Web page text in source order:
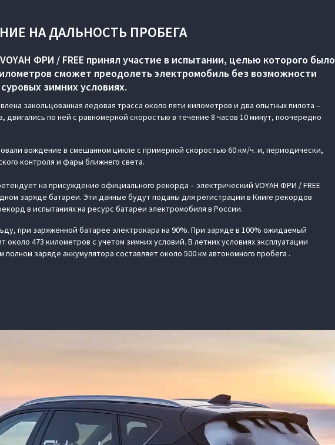
НА ДАЛЬНОСТЬ ПРОБЕГА
ФРИ / FREE принял участие в испытании, целью которого было
сможет преодолеть электромобиль без возможности
зимних условиях.
закольцованная ледовая трасса около пяти километров и два опытных пилота –
по ней с равномерной скоростью в течение 8 часов 10 минут, поочередно
вождение в смешанном цикле с примерной скоростью 60 км/ч. и, периодически,
контроля и фары ближнего света.
на присуждение официального рекорда – электрический VOYAH ФРИ / FREE
заряде батареи. Эти данные будут поданы для регистрации в Книге рекордов
в испытаниях на ресурс батареи электромобиля в России.
при заряженной батарее электрокара на 90%. При заряде в 100% ожидаемый
около 473 километров с учетом зимних условий. В летних условиях эксплуатации
заряде аккумулятора составляет около 500 км автономного пробега .